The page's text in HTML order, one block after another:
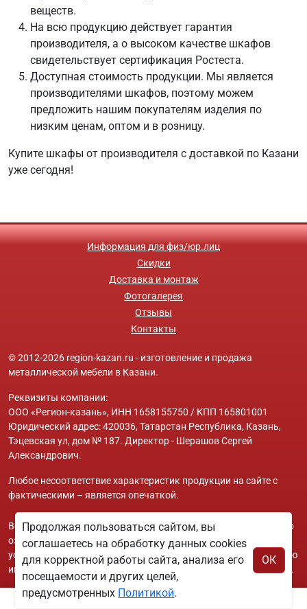
веществ.
На всю продукцию действует гарантия
производителя, а о высоком качестве шкафов
свидетельствует сертификация Ростеста.
Доступная стоимость продукции. Мы является
производителями шкафов, поэтому можем
предложить нашим покупателям изделия по
низким ценам, оптом и в розницу.
Купите шкафы от производителя с доставкой по Казани
уже сегодня!
Информация для физ/юр.лиц
Скидки
Доставка и монтаж
Фотогалерея
Отзывы
Контакты
© 2012-2026 region-kazan.ru - изготовление и продажа
металлической мебели в Казани.
Реквизиты компании:
ООО «Регион-казань», ИНН 1658155750 / КПП 165801001
Юридический адрес: 420036, Татарстан Республика, Казань,
Тэцевская ул, дом № 187. Директор - Шерашов Сергей
Александрович.
Любое несоответствие характеристик продукции на сайте с
фактическими – является опечаткой.
Вся информация на сайте region-kazan.ru носит исключительно
ознакомительный и справочный характер и ни при каких
условиях не является публичной офертой. Всю дополнительную
информацию можно узнать по телефонам указанным на сайте.
Продолжая пользоваться сайтом, вы
соглашаетесь на обработку данных cookies
для корректной работы сайта, анализа его
посещаемости и других целей,
предусмотренных Политикой.
ОК